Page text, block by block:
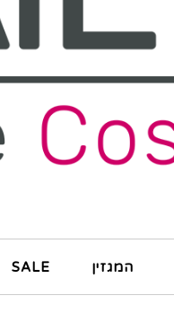
SALE המגזין